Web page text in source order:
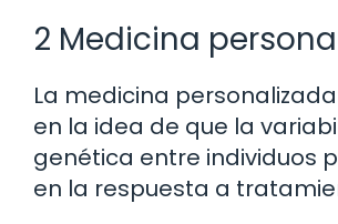
2 Medicina
La medicina
en la idea de que la
genética entre individuos
en la respuesta a